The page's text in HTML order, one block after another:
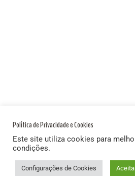
Política de Privacidade e Cookies
Este site utiliza cookies para
condições.
Configurações de Cookies